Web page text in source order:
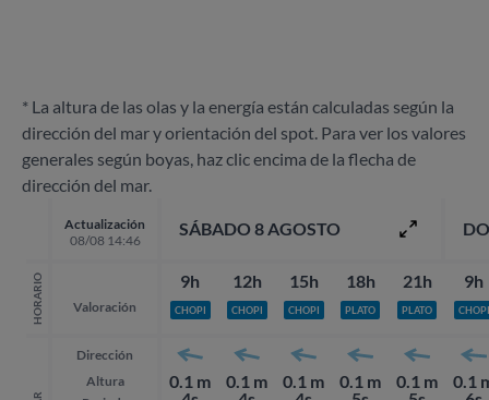
* La altura de las olas y la energía están calculadas según la
dirección del mar y orientación del spot. Para ver los valores
generales según boyas, haz clic encima de la flecha de
dirección del mar.
Actualización
08/08 14:46
HORARIO Valoración
Dirección
Altura
SÁBADO 8 AGOSTO
9h
CHOPI
0.1 m
12h
CHOPI
0.1 m
15h
CHOPI
0.1 m
18h
PLATO
0.1 m
21h
PLATO
0.1 m
9h
CHOPI
0.1